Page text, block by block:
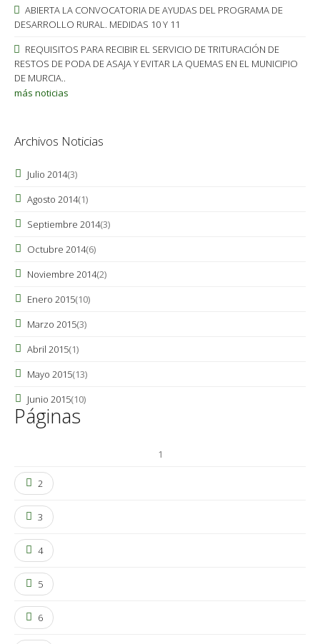
ABIERTA LA CONVOCATORIA DE AYUDAS DEL PROGRAMA DE
DESARROLLO RURAL. MEDIDAS 10 Y 11
REQUISITOS PARA RECIBIR EL SERVICIO DE TRITURACIÓN DE
RESTOS DE PODA DE ASAJA Y EVITAR LA QUEMAS EN EL MUNICIPIO
DE MURCIA..
más noticias
Archivos Noticias
Julio 2014(3)
Agosto 2014(1)
Septiembre 2014(3)
Octubre 2014(6)
Noviembre 2014(2)
Enero 2015(10)
Marzo 2015(3)
Abril 2015(1)
Mayo 2015(13)
Junio 2015(10)
Páginas
1
2
3
4
5
6